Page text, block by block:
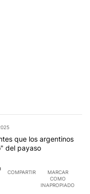
que los argentinos
del payaso
COMPARTIR
MARCAR
COMO
INAPROPIADO